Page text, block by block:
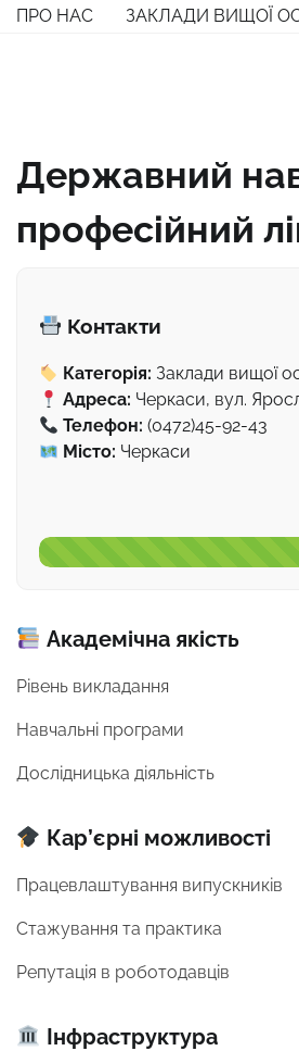
Перейти
ПРО НАС ЗАКЛАДИ ВИЩОЇ
Державний
професійний
Контакти
Категорія: Заклади вищої
Адреса: Черкаси, вул.
Телефон: (0472)45-92-43
Місто: Черкаси
Академічна якість
Рівень викладання
Навчальні програми
Дослідницька діяльність
Кар’єрні можливості
Працевлаштування випускників
Стажування та практика
Репутація в роботодавців
Інфраструктура